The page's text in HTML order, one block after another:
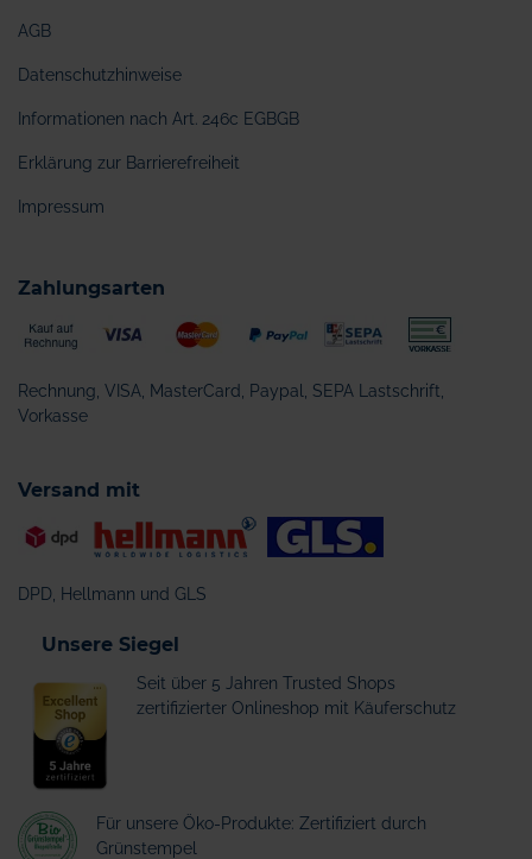
AGB
Datenschutzhinweise
Informationen nach Art. 246c EGBGB
Erklärung zur Barrierefreiheit
Impressum
Zahlungsarten
Rechnung, VISA, MasterCard, Paypal, SEPA Lastschrift,
Vorkasse
Versand mit
DPD, Hellmann und GLS
Unsere Siegel
Seit über 5 Jahren Trusted Shops
zertifizierter Onlineshop mit Käuferschutz
Für unsere Öko-Produkte: Zertifiziert durch
Grünstempel